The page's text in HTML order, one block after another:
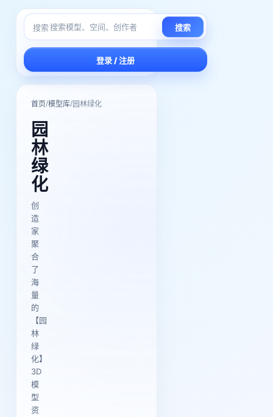
搜索 搜索
登录 / 注册
首页/模型库/园林绿化
园
林
绿
化
创
造
家
聚
合
了
海
量
的
【园
林
绿
化】
3D
模
型
资